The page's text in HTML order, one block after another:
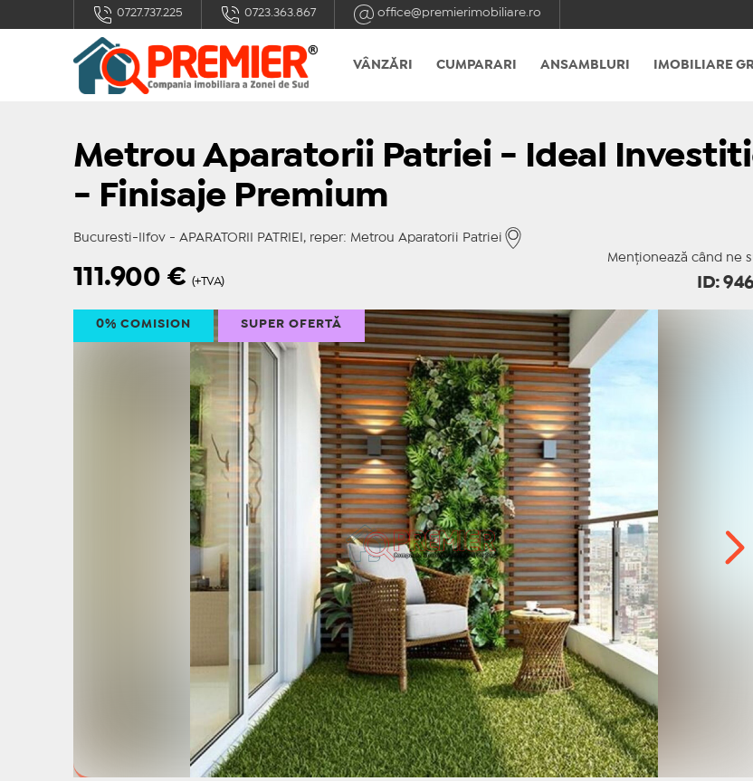
0727.737.225 0723.363.867 office@premierimobiliare.ro
VÂNZĂRI CUMPARARI ANSAMBLURI IMOBILIARE
Metrou Aparatorii Patriei - Ideal
- Finisaje Premium
Bucuresti-Ilfov - APARATORII PATRIEI, reper: Metrou Aparatorii Patriei
Menționează când ne
111.900 € (+TVA) ID:
0% COMISION SUPER OFERTĂ